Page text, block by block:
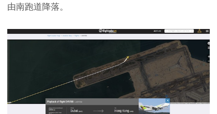
由南跑道降落。